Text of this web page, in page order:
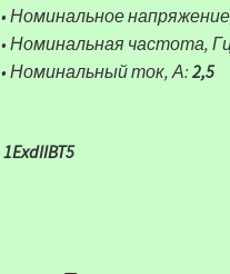
• Номинальное
• Номинальная частота,
• Номинальный ток, А: 2,5
1ExdIIBT5